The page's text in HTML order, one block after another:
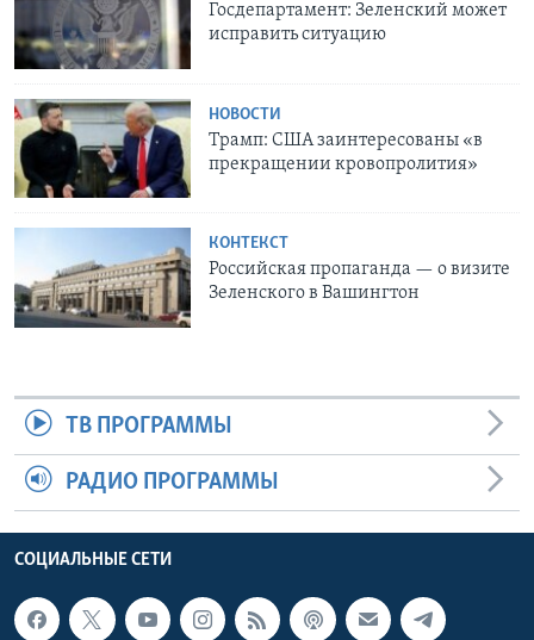
Госдепартамент: Зеленский может
исправить ситуацию
НОВОСТИ
Трамп: США заинтересованы «в
прекращении кровопролития»
КОНТЕКСТ
Российская пропаганда — о визите
Зеленского в Вашингтон
ТВ ПРОГРАММЫ
РАДИО ПРОГРАММЫ
СОЦИАЛЬНЫЕ СЕТИ